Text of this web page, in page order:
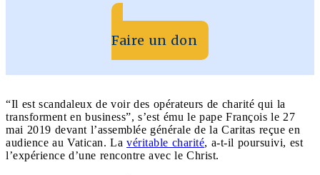
Faire un don
“Il est scandaleux de voir des opérateurs de charité qui la
transforment en business”, s’est ému le pape François le 27
mai 2019 devant l’assemblée générale de la Caritas reçue en
audience au Vatican. La véritable charité, a-t-il poursuivi, est
l’expérience d’une rencontre avec le Christ.